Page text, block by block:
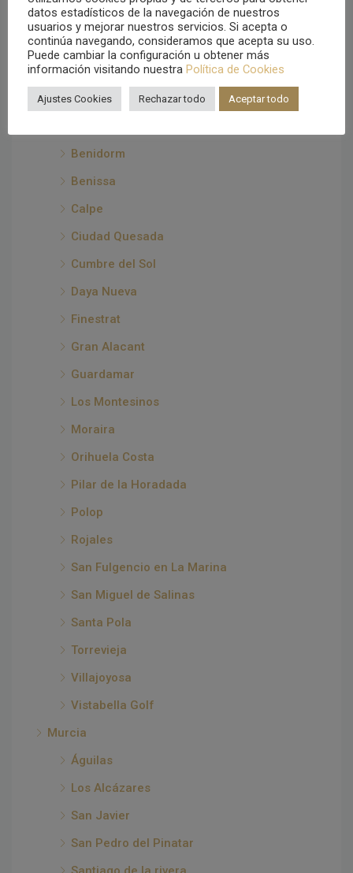
Alicante
Alfaz del Pi
Algorfa
Benidorm
Benissa
Calpe
Ciudad Quesada
Cumbre del Sol
Daya Nueva
Finestrat
Gran Alacant
Guardamar
Los Montesinos
Moraira
Orihuela Costa
Pilar de la Horadada
Polop
Rojales
San Fulgencio en La Marina
San Miguel de Salinas
Santa Pola
Torrevieja
Villajoyosa
Vistabella Golf
Murcia
Águilas
Los Alcázares
San Javier
San Pedro del Pinatar
datos estadísticos de la navegación de nuestros
usuarios y mejorar nuestros servicios. Si acepta o
continúa navegando, consideramos que acepta su uso.
Puede cambiar la configuración u obtener más
información visitando nuestra Política de Cookies
Ajustes Cookies Rechazar todo Aceptar todo